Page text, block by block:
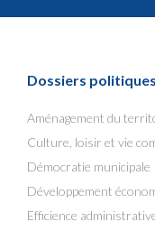
Dossiers politiques
Aménagement du
Culture, loisir et vie
Démocratie municipale
Développement
Efficience